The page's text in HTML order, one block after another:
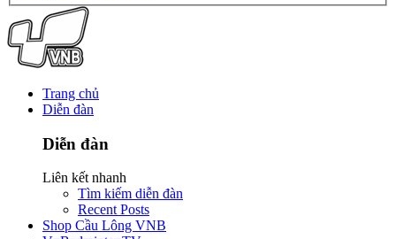
Trang chủ
Diễn đàn
Diễn đàn
Liên kết nhanh
Tìm kiếm diễn đàn
Recent Posts
Shop Cầu Lông VNB